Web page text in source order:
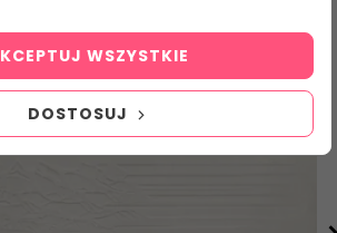
DOSTOSUJ
WSZYSTKIE